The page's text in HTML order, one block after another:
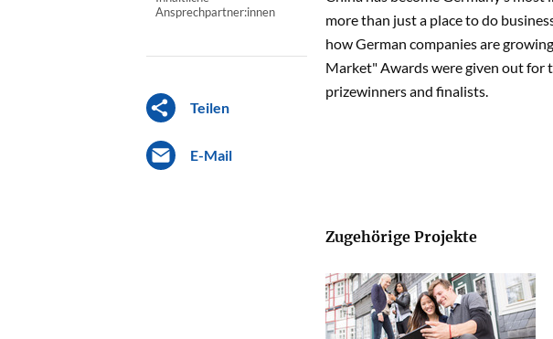
Ansprechpartner:innen
Teilen
E-Mail
more than just a place to do
how German companies are
Market" Awards were given out for
prizewinners and finalists.
Zugehörige Projekte